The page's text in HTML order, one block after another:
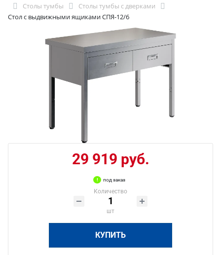
Столы тумбы
Столы тумбы с дверками
Стол с выдвижными ящиками СПЯ-12/6
29 919 руб.
под заказ
Количество
шт
КУПИТЬ